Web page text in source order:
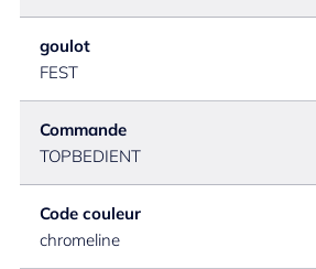
goulot
FEST
Commande
TOPBEDIENT
Code couleur
chromeline